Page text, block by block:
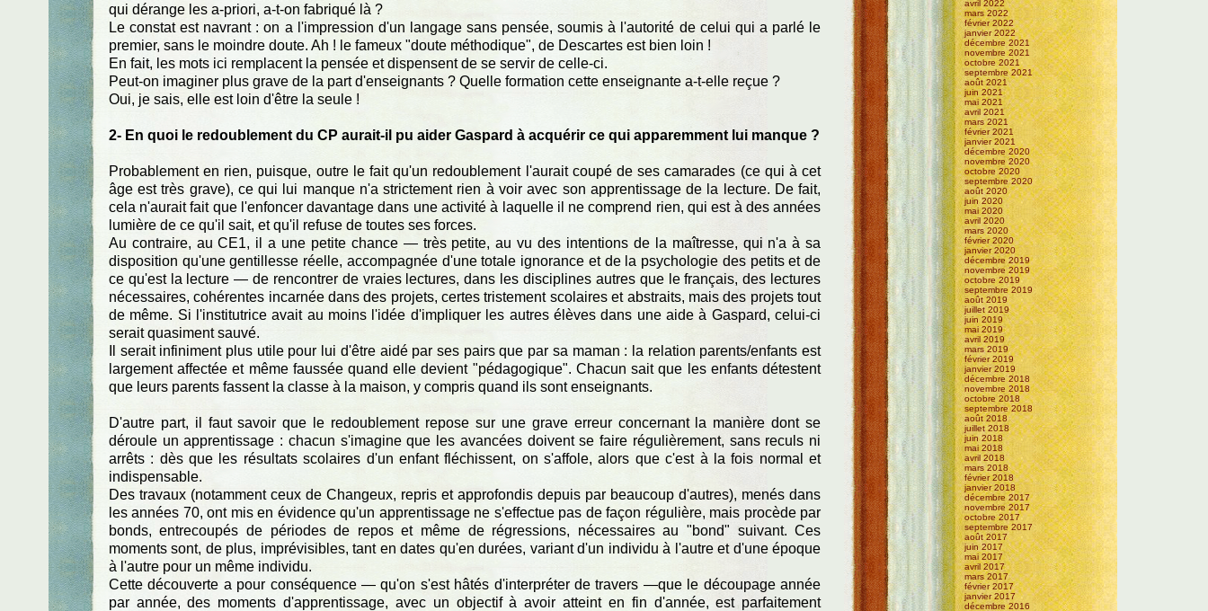
qui dérange les a-priori, a-t-on fabriqué là ?
Le constat est navrant : on a l'impression d'un langage sans pensée, soumis à l'autorité de celui qui a parlé le
premier, sans le moindre doute. Ah ! le fameux "doute méthodique", de Descartes est bien loin !
En fait, les mots ici remplacent la pensée et dispensent de se servir de celle-ci.
Peut-on imaginer plus grave de la part d'enseignants ? Quelle formation cette enseignante a-t-elle reçue ?
Oui, je sais, elle est loin d'être la seule !
2- En quoi le redoublement du CP aurait-il pu aider Gaspard à acquérir ce qui apparemment lui manque ?
Probablement en rien, puisque, outre le fait qu'un redoublement l'aurait coupé de ses camarades (ce qui à cet
âge est très grave), ce qui lui manque n'a strictement rien à voir avec son apprentissage de la lecture. De fait,
cela n'aurait fait que l'enfoncer davantage dans une activité à laquelle il ne comprend rien, qui est à des années
lumière de ce qu'il sait, et qu'il refuse de toutes ses forces.
Au contraire, au CE1, il a une petite chance — très petite, au vu des intentions de la maîtresse, qui n'a à sa
disposition qu'une gentillesse réelle, accompagnée d'une totale ignorance et de la psychologie des petits et de
ce qu'est la lecture — de rencontrer de vraies lectures, dans les disciplines autres que le français, des lectures
nécessaires, cohérentes incarnée dans des projets, certes tristement scolaires et abstraits, mais des projets tout
de même. Si l'institutrice avait au moins l'idée d'impliquer les autres élèves dans une aide à Gaspard, celui-ci
serait quasiment sauvé.
Il serait infiniment plus utile pour lui d'être aidé par ses pairs que par sa maman : la relation parents/enfants est
largement affectée et même faussée quand elle devient "pédagogique". Chacun sait que les enfants détestent
que leurs parents fassent la classe à la maison, y compris quand ils sont enseignants.
D'autre part, il faut savoir que le redoublement repose sur une grave erreur concernant la manière dont se
déroule un apprentissage : chacun s'imagine que les avancées doivent se faire régulièrement, sans reculs ni
arrêts : dès que les résultats scolaires d'un enfant fléchissent, on s'affole, alors que c'est à la fois normal et
indispensable.
Des travaux (notamment ceux de Changeux, repris et approfondis depuis par beaucoup d'autres), menés dans
les années 70, ont mis en évidence qu'un apprentissage ne s'effectue pas de façon régulière, mais procède par
bonds, entrecoupés de périodes de repos et même de régressions, nécessaires au "bond" suivant. Ces
moments sont, de plus, imprévisibles, tant en dates qu'en durées, variant d'un individu à l'autre et d'une époque
à l'autre pour un même individu.
Cette découverte a pour conséquence — qu'on s'est hâtés d'interpréter de travers —que le découpage année
par année, des moments d'apprentissage, avec un objectif à avoir atteint en fin d'année, est parfaitement
avril 2022
mars 2022
février 2022
janvier 2022
décembre 2021
novembre 2021
octobre 2021
septembre 2021
août 2021
juin 2021
mai 2021
avril 2021
mars 2021
février 2021
janvier 2021
décembre 2020
novembre 2020
octobre 2020
septembre 2020
août 2020
juin 2020
mai 2020
avril 2020
mars 2020
février 2020
janvier 2020
décembre 2019
novembre 2019
octobre 2019
septembre 2019
août 2019
juillet 2019
juin 2019
mai 2019
avril 2019
mars 2019
février 2019
janvier 2019
décembre 2018
novembre 2018
octobre 2018
septembre 2018
août 2018
juillet 2018
juin 2018
mai 2018
avril 2018
mars 2018
février 2018
janvier 2018
décembre 2017
novembre 2017
octobre 2017
septembre 2017
août 2017
juin 2017
mai 2017
avril 2017
mars 2017
février 2017
janvier 2017
décembre 2016